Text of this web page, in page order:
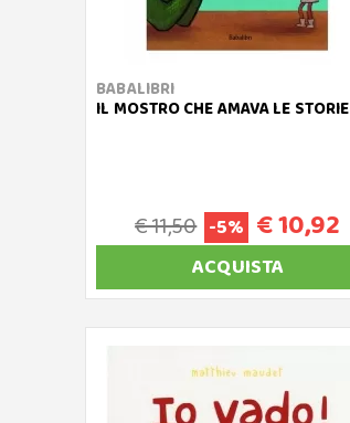
BABALIBRI
IL MOSTRO CHE AMAVA LE STORIE
€ 11,50 -5% € 10,92
ACQUISTA